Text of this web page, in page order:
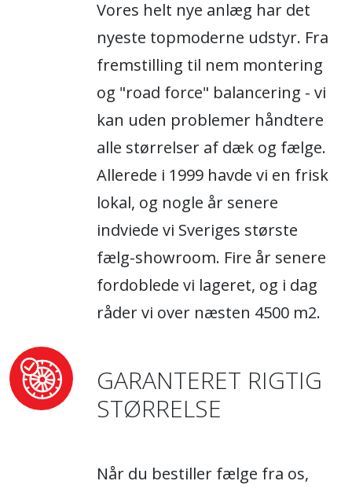
Vores helt nye anlæg har det
nyeste topmoderne udstyr. Fra
fremstilling til nem montering
og "road force" balancering - vi
kan uden problemer håndtere
alle størrelser af dæk og fælge.
Allerede i 1999 havde vi en frisk
lokal, og nogle år senere
indviede vi Sveriges største
fælg-showroom. Fire år senere
fordoblede vi lageret, og i dag
råder vi over næsten 4500 m2.
GARANTERET RIGTIG
STØRRELSE
Når du bestiller fælge fra os,